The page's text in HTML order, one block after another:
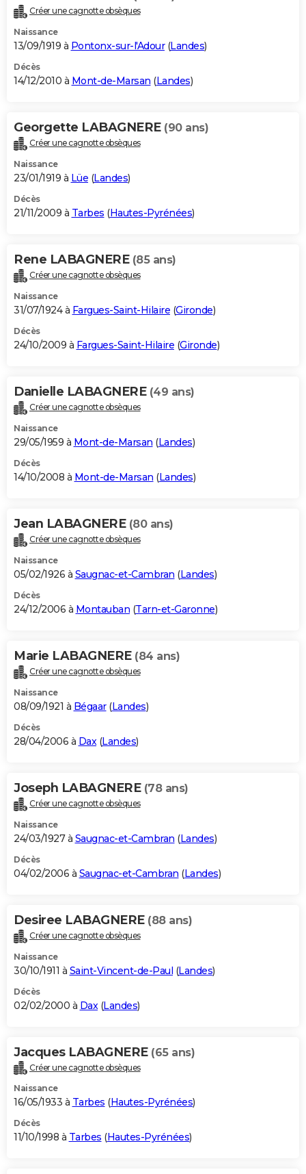
Créer une cagnotte obsèques
Naissance
13/09/1919 à Pontonx-sur-l'Adour(Landes)
Décès
14/12/2010 à Mont-de-Marsan (Landes)
Georgette LABAGNERE (90 ans)
Créer une cagnotte obsèques
Naissance
23/01/1919 à Lüe (Landes)
Décès
21/11/2009 à Tarbes (Hautes-Pyrénées)
Rene LABAGNERE (85 ans)
Créer une cagnotte obsèques
Naissance
31/07/1924 à Fargues-Saint-Hilaire (Gironde)
Décès
24/10/2009 à Fargues-Saint-Hilaire (Gironde)
Danielle LABAGNERE (49 ans)
Créer une cagnotte obsèques
Naissance
29/05/1959 à Mont-de-Marsan (Landes)
Décès
14/10/2008 à Mont-de-Marsan (Landes)
Jean LABAGNERE (80 ans)
Créer une cagnotte obsèques
Naissance
05/02/1926 à Saugnac-et-Cambran (Landes)
Décès
24/12/2006 à Montauban (Tarn-et-Garonne)
Marie LABAGNERE (84 ans)
Créer une cagnotte obsèques
Naissance
08/09/1921 à Bégaar(Landes)
Décès
28/04/2006 à Dax(Landes)
Joseph LABAGNERE (78 ans)
Créer une cagnotte obsèques
Naissance
24/03/1927 à Saugnac-et-Cambran (Landes)
Décès
04/02/2006 à Saugnac-et-Cambran (Landes)
Desiree LABAGNERE (88 ans)
Créer une cagnotte obsèques
Naissance
30/10/1911 à Saint-Vincent-de-Paul (Landes)
Décès
02/02/2000 à Dax (Landes)
Jacques LABAGNERE (65 ans)
Créer une cagnotte obsèques
Naissance
16/05/1933 à Tarbes (Hautes-Pyrénées)
Décès
11/10/1998 à Tarbes (Hautes-Pyrénées)